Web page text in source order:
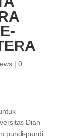
| 0
Dian
pundi-pundi